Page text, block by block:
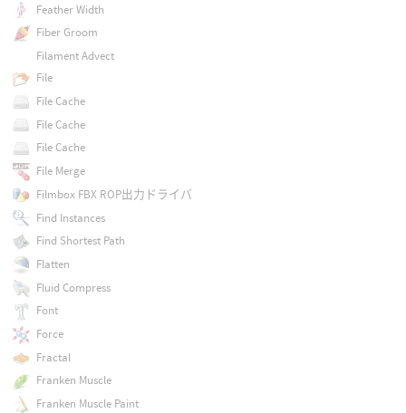
Feather Width
Fiber Groom
Filament Advect
File
File Cache
File Cache
File Cache
File Merge
Filmbox FBX ROP出力ドライバ
Find Instances
Find Shortest Path
Flatten
Fluid Compress
Font
Force
Fractal
Franken Muscle
Franken Muscle Paint